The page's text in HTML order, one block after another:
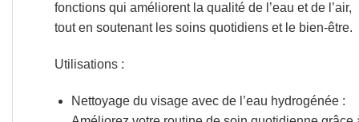
fonctions qui améliorent la qualité de l’eau et de l’air,
tout en soutenant les soins quotidiens et le bien-être.
Utilisations :
Nettoyage du visage avec de l’eau hydrogénée: